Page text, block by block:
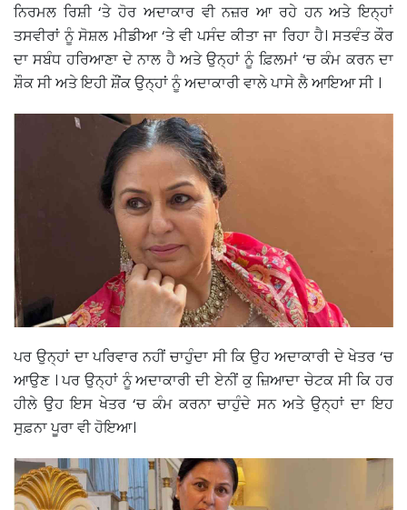
ਨਿਰਮਲ ਰਿਸ਼ੀ ‘ਤੇ ਹੋਰ ਅਦਾਕਾਰ ਵੀ ਨਜ਼ਰ ਆ ਰਹੇ ਹਨ ਅਤੇ ਇਨ੍ਹਾਂ
ਤਸਵੀਰਾਂ ਨੂੰ ਸੋਸ਼ਲ ਮੀਡੀਆ ‘ਤੇ ਵੀ ਪਸੰਦ ਕੀਤਾ ਜਾ ਰਿਹਾ ਹੈ। ਸਤਵੰਤ ਕੌਰ
ਦਾ ਸਬੰਧ ਹਰਿਆਣਾ ਦੇ ਨਾਲ ਹੈ ਅਤੇ ਉਨ੍ਹਾਂ ਨੂੰ ਫ਼ਿਲਮਾਂ ‘ਚ ਕੰਮ ਕਰਨ ਦਾ
ਸ਼ੌਕ ਸੀ ਅਤੇ ਇਹੀ ਸ਼ੌਂਕ ਉਨ੍ਹਾਂ ਨੂੰ ਅਦਾਕਾਰੀ ਵਾਲੇ ਪਾਸੇ ਲੈ ਆਇਆ ਸੀ ।
ਪਰ ਉਨ੍ਹਾਂ ਦਾ ਪਰਿਵਾਰ ਨਹੀਂ ਚਾਹੁੰਦਾ ਸੀ ਕਿ ਉਹ ਅਦਾਕਾਰੀ ਦੇ ਖੇਤਰ ‘ਚ
ਆਉਣ । ਪਰ ਉਨ੍ਹਾਂ ਨੂੰ ਅਦਾਕਾਰੀ ਦੀ ਏਨੀਂ ਕੁ ਜ਼ਿਆਦਾ ਚੇਟਕ ਸੀ ਕਿ ਹਰ
ਹੀਲੇ ਉਹ ਇਸ ਖੇਤਰ ‘ਚ ਕੰਮ ਕਰਨਾ ਚਾਹੁੰਦੇ ਸਨ ਅਤੇ ਉਨ੍ਹਾਂ ਦਾ ਇਹ
ਸੁਫ਼ਨਾ ਪੂਰਾ ਵੀ ਹੋਇਆ।